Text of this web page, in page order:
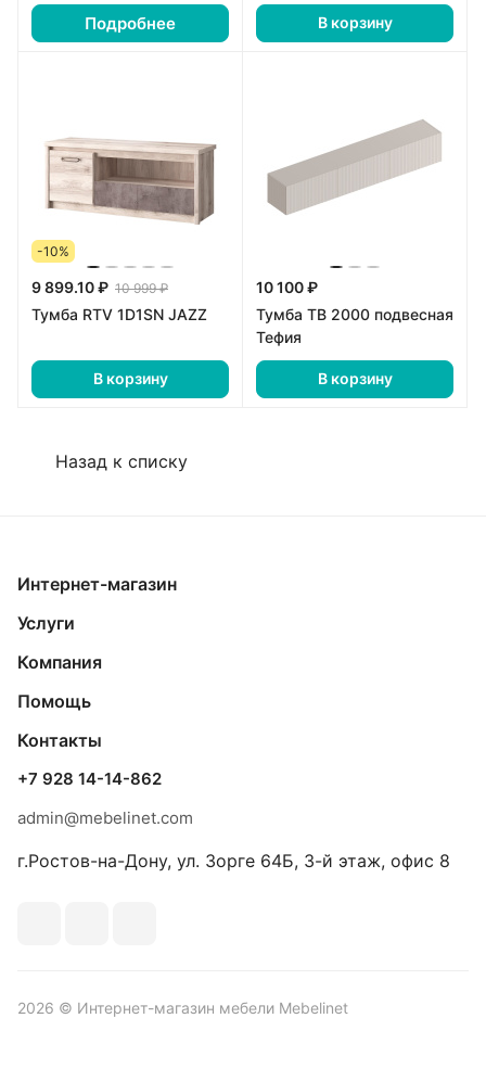
Подробнее В корзину
-10%
9 899.10 ₽ 10 999 ₽
Тумба RTV 1D1SN JAZZ
В корзину
10 100 ₽
Тумба ТВ 2000 подвесная
Тефия
В корзину
Назад к списку
Интернет-магазин
Услуги
Компания
Помощь
Контакты
+7 928 14-14-862
admin@mebelinet.com
г.Ростов-на-Дону, ул. Зорге 64Б, 3-й этаж, офис 8
2026 © Интернет-магазин мебели Mebelinet